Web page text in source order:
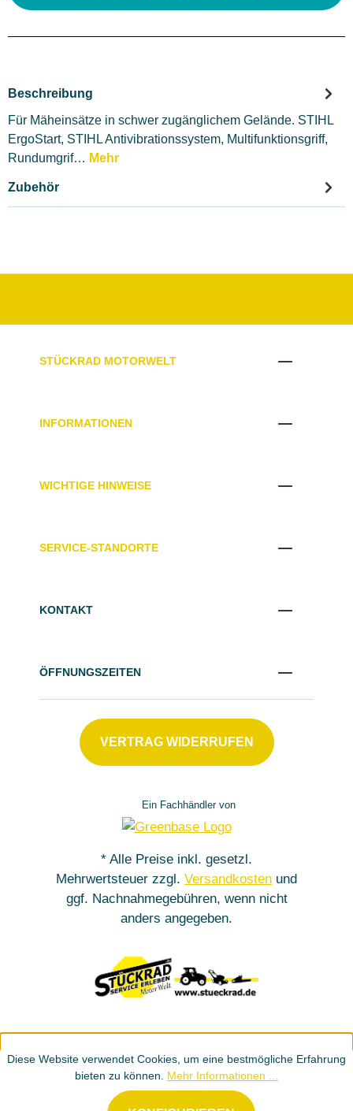
Beschreibung
Für Mäheinsätze in schwer zugänglichem Gelände. STIHL
ErgoStart, STIHL Antivibrationssystem, Multifunktionsgriff,
Rundumgrif… Mehr
Zubehör
STÜCKRAD MOTORWELT
INFORMATIONEN
WICHTIGE HINWEISE
SERVICE-STANDORTE
KONTAKT
ÖFFNUNGSZEITEN
VERTRAG WIDERRUFEN
Ein Fachhändler von
* Alle Preise inkl. gesetzl.
Mehrwertsteuer zzgl. Versandkosten und
ggf. Nachnahmegebühren, wenn nicht
anders angegeben.
Diese Website verwendet Cookies, um eine bestmögliche Erfahrung
bieten zu können. Mehr Informationen ...